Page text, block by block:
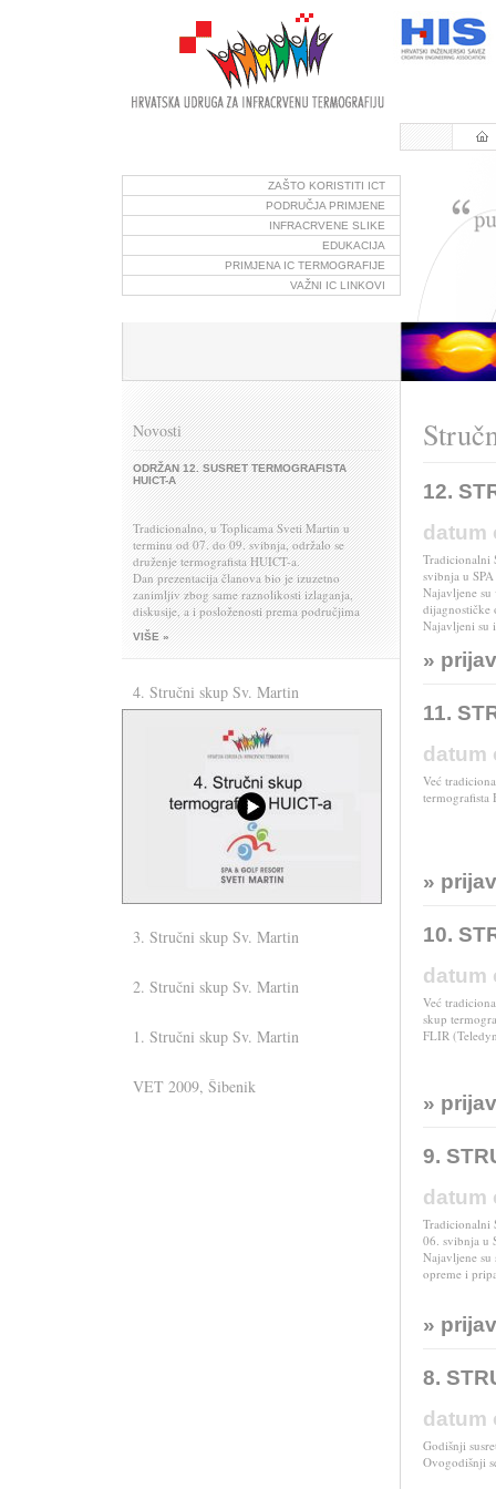
ZAŠTO KORISTITI ICT
PODRUČJA PRIMJENE
INFRACRVENE SLIKE
EDUKACIJA
PRIMJENA IC TERMOGRAFIJE
VAŽNI IC LINKOVI
Novosti
ODRŽAN 12. SUSRET TERMOGRAFISTA
HUICT-A
Tradicionalno, u Toplicama Sveti Martin u
terminu od 07. do 09. svibnja, održalo se
druženje termografista HUICT-a.
Dan prezentacija članova bio je izuzetno
zanimljiv zbog same raznolikosti izlaganja,
diskusije, a i posloženosti prema područjima
primjene.
I da se opet tradicija poštuje, naš donatorski član
omogućivši tako zajedničko druženje
okupljenih članova HUICT-a do dugo u noć.
Evo nas normalno ......
VIŠE »
4. Stručni skup Sv. Martin
3. Stručni skup Sv. Martin
2. Stručni skup Sv. Martin
1. Stručni skup Sv. Martin
VET 2009, Šibenik
12.
datum
Tradicionalni
svibnja u
Najavljene
dijagnostičke
Najavljeni su
»
11.
datum
Već
termografista
»
10.
datum
Već
skup
FLIR
»
9.
datum
Tradicionalni
06. svibnja u
Najavljene
opreme i
»
8.
datum
Godišnji
Ovogodišnji